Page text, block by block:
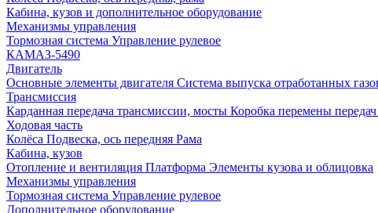
Кабина, кузов и дополнительное оборудование
Механизмы управления
Тормозная система Управление рулевое
КАМАЗ-5490
Двигатель
Основные элементы двигателя Система выпуска отработанных
Трансмиссия
Карданная передача трансмиссии, мосты Коробка перемены передач
Ходовая часть
Колёса Подвеска, ось передняя Рама
Кабина, кузов
Отопление и вентиляция Платформа Элементы кузова и облицовка
Механизмы управления
Тормозная система Управление рулевое
Дополнительное оборудование